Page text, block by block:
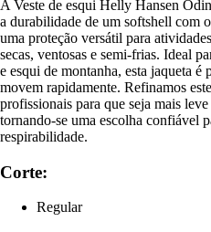
A Veste de esqui Helly Hansen
a durabilidade de um softshell com
uma proteção versátil para
secas, ventosas e semi-frias. Ideal
e esqui de montanha, esta jaqueta é
movem rapidamente. Refinamos
profissionais para que seja mais
tornando-se uma escolha confiável
respirabilidade.
Corte:
Regular